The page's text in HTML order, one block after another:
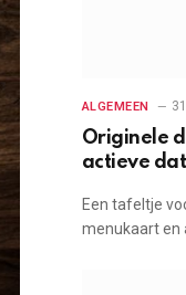
ALGEMEEN
Originele
actieve
Een tafeltje
menukaart en